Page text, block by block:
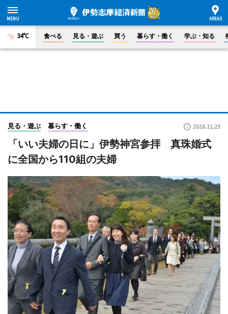
34°C 食べる 見る・遊ぶ 買う 暮らす・働く 学ぶ・知る
見る・遊ぶ 暮らす・働く 2016.11.23
「いい夫婦の日に」伊勢神宮参拝 真珠婚式
に全国から110組の夫婦